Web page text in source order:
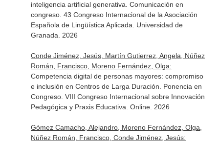
inteligencia artificial generativa. Comunicación en
congreso. 43 Congreso Internacional de la Asociación
Española de Lingüística Aplicada. Universidad de
Granada. 2026
Conde Jiménez, Jesús, Martín Gutierrez, Angela, Núñez
Román, Francisco, Moreno Fernández, Olga:
Competencia digital de personas mayores: compromiso
e inclusión en Centros de Larga Duración. Ponencia en
Congreso. VIII Congreso Internacional sobre Innovación
Pedagógica y Praxis Educativa. Online. 2026
Gómez Camacho, Alejandro, Moreno Fernández, Olga,
Núñez Román, Francisco, Conde Jiménez, Jesús: